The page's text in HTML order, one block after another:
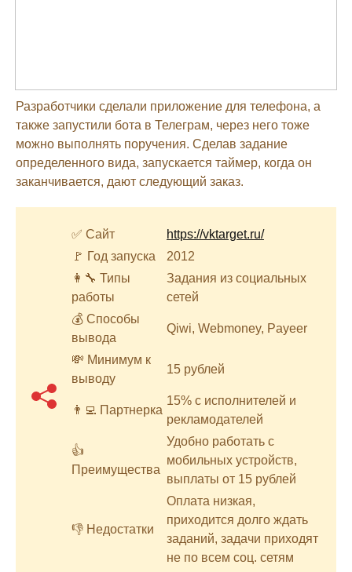
Разработчики сделали приложение для телефона, а
также запустили бота в Телеграм, через него тоже
можно выполнять поручения. Сделав задание
определенного вида, запускается таймер, когда он
заканчивается, дают следующий заказ.
✅ Сайт
https://vktarget.ru/
🚩 Год запуска
2012
👩‍🔧 Типы
работы
Задания из социальных
сетей
💰 Способы
вывода
Qiwi, Webmoney, Payeer
💸 Минимум к
выводу
15 рублей
👨‍💻 Партнерка
15% с исполнителей и
рекламодателей
👍
Преимущества
Удобно работать с
мобильных устройств,
выплаты от 15 рублей
👎 Недостатки
Оплата низкая,
приходится долго ждать
заданий, задачи приходят
не по всем соц. сетям